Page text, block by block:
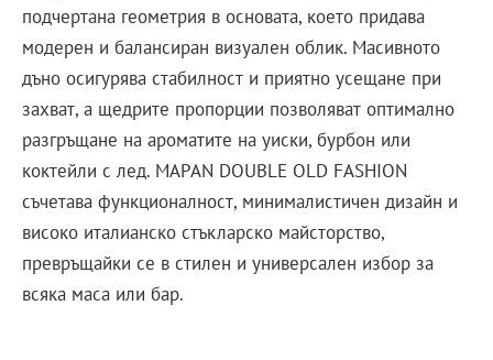
подчертана геометрия в основата, което придава
модерен и балансиран визуален облик. Масивното
дъно осигурява стабилност и приятно усещане при
захват, а щедрите пропорции позволяват оптимално
разгръщане на ароматите на уиски, бурбон или
коктейли с лед. MAPAN DOUBLE OLD FASHION
съчетава функционалност, минималистичен дизайн и
високо италианско стъкларско майсторство,
превръщайки се в стилен и универсален избор за
всяка маса или бар.